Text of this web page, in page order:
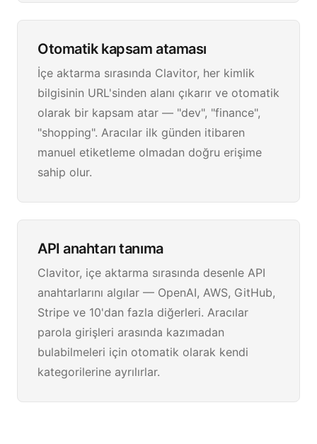
Otomatik kapsam ataması
İçe aktarma sırasında Clavitor, her kimlik
bilgisinin URL'sinden alanı çıkarır ve otomatik
olarak bir kapsam atar — "dev", "finance",
"shopping". Aracılar ilk günden itibaren
manuel etiketleme olmadan doğru erişime
sahip olur.
API anahtarı tanıma
Clavitor, içe aktarma sırasında desenle API
anahtarlarını algılar — OpenAI, AWS, GitHub,
Stripe ve 10'dan fazla diğerleri. Aracılar
parola girişleri arasında kazımadan
bulabilmeleri için otomatik olarak kendi
kategorilerine ayrılırlar.